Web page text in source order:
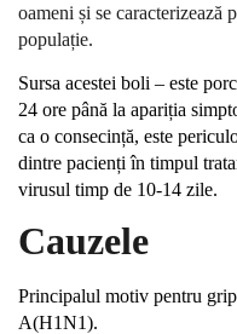
oameni și se caracterizează
populație.
Sursa acestei boli – este
24 ore până la apariția
ca o consecință, este
dintre pacienți în timpul
virusul timp de 10-14 zile.
Cauzele
Principalul motiv pentru
A(H1N1).